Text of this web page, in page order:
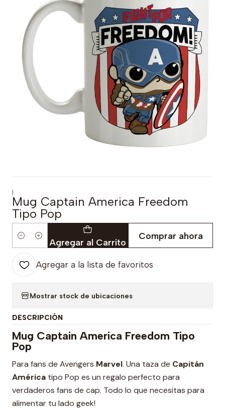
|
Mug Captain America Freedom
Tipo Pop
Cantidad Agregar al Carrito
Comprar ahora
Agregar a la lista de favoritos
Mostrar stock de ubicaciones
DESCRIPCIÓN
Mug Captain America Freedom Tipo
Pop
Para fans de Avengers Marvel. Una taza de Capitán
América tipo Pop es un regalo perfecto para
verdaderos fans de cap. Todo lo que necesitas para
alimentar tu lado geek!